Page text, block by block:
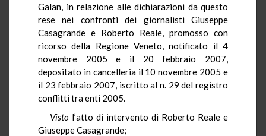
Galan, in relazione alle dichiarazioni da questo
rese nei confronti dei giornalisti Giuseppe
Casagrande e Roberto Reale, promosso con
ricorso della Regione Veneto, notificato il 4
novembre 2005 e il 20 febbraio 2007,
depositato in cancelleria il 10 novembre 2005 e
il 23 febbraio 2007, iscritto al n. 29 del registro
conflitti tra enti 2005.
Visto l’atto di intervento di Roberto Reale e
Giuseppe Casagrande;